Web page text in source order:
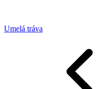
Umelá tráva